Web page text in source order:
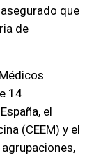
que
de
14
el
(CEEM) y el